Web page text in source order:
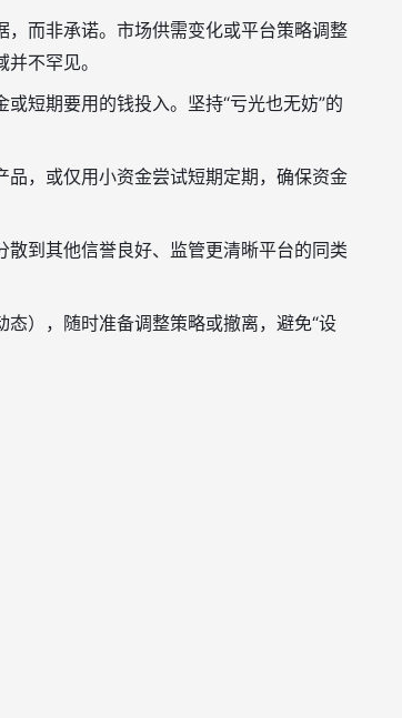
而非承诺。市场供需变化或平台策略调整
不罕见。
短期要用的钱投入。坚持“亏光也无妨”的
，或仅用小资金尝试短期定期，确保资金
到其他信誉良好、监管更清晰平台的同类
），随时准备调整策略或撤离，避免“设